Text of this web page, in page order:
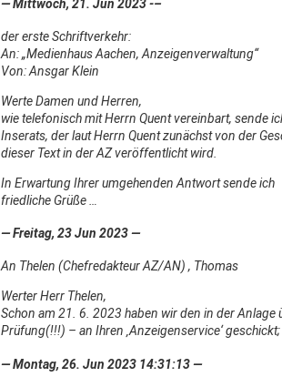
— Mittwoch, 21. Jun 2023 -–
der erste Schriftverkehr:
An: „Medienhaus Aachen, Anzeigenverwaltung“
Von: Ansgar Klein
Werte Damen und Herren,
wie telefonisch mit Herrn Quent vereinbart, sende
Inserats, der laut Herrn Quent zunächst von der
dieser Text in der AZ veröffentlicht wird.
In Erwartung Ihrer umgehenden Antwort sende ich
friedliche Grüße …
— Freitag, 23 Jun 2023 —
An Thelen (Chefredakteur AZ/AN) , Thomas
Werter Herr Thelen,
Schon am 21. 6. 2023 haben wir den in der Anlage
Prüfung(!!!) – an Ihren ‚Anzeigenservice‘
— Montag, 26. Jun 2023 14:31:13 —